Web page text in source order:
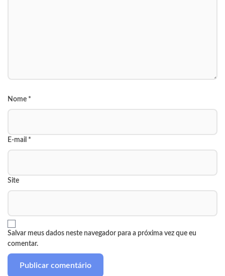
Nome *
E-mail *
Site
Salvar meus dados neste navegador para a próxima vez que eu
comentar.